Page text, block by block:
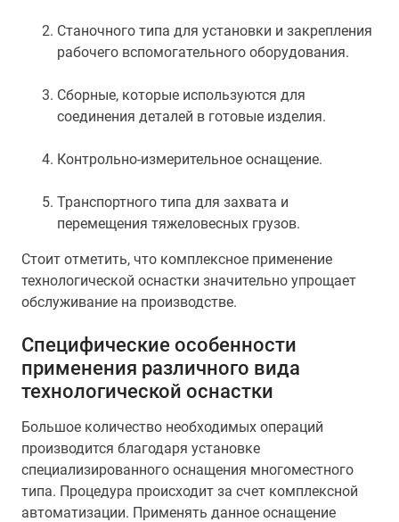
Станочного типа для установки и закрепления
рабочего вспомогательного оборудования.
Сборные, которые используются для
соединения деталей в готовые изделия.
Контрольно-измерительное оснащение.
Транспортного типа для захвата и
перемещения тяжеловесных грузов.
Стоит отметить, что комплексное применение
технологической оснастки значительно упрощает
обслуживание на производстве.
Специфические особенности
применения различного вида
технологической оснастки
Большое количество необходимых операций
производится благодаря установке
специализированного оснащения многоместного
типа. Процедура происходит за счет комплексной
автоматизации. Применять данное оснащение